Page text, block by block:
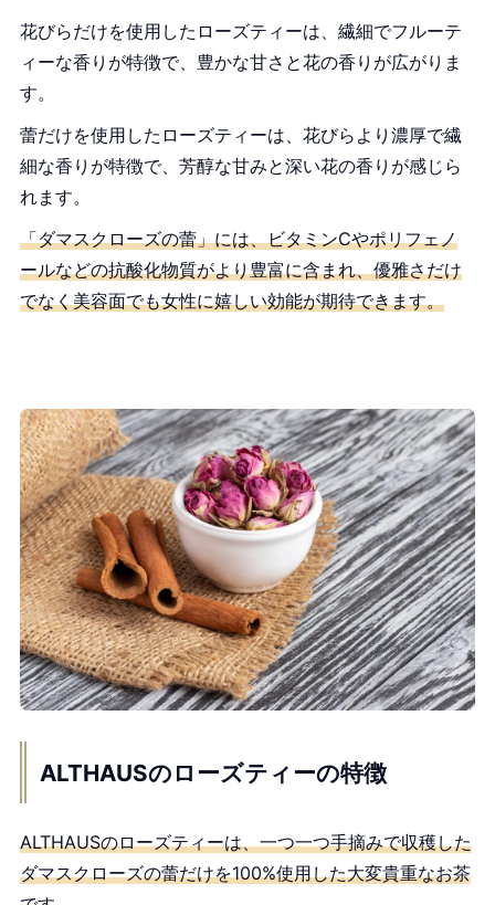
花びらだけを使用したローズティーは、繊細でフルーテ
ィーな香りが特徴で、豊かな甘さと花の香りが広がりま
す。
蕾だけを使用したローズティーは、花びらより濃厚で繊
細な香りが特徴で、芳醇な甘みと深い花の香りが感じら
れます。
「ダマスクローズの蕾」には、ビタミンCやポリフェノ
ールなどの抗酸化物質がより豊富に含まれ、優雅さだけ
でなく美容面でも女性に嬉しい効能が期待できます。
ALTHAUSのローズティーの特徴
ALTHAUSのローズティーは、一つ一つ手摘みで収穫した
ダマスクローズの蕾だけを100%使用した大変貴重なお茶